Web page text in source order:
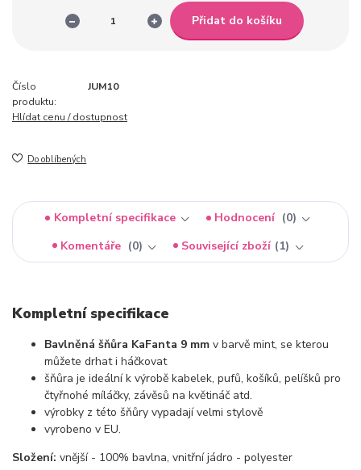
Přidat do košíku
Číslo
produktu:
JUM10
Hlídat cenu / dostupnost
Do oblíbených
Kompletní specifikace Hodnocení
0
Komentáře
0 Související zboží 1
Kompletní specifikace
Bavlněná šňůra KaFanta 9 mm v barvě mint, se kterou
můžete drhat i háčkovat
šňůra je ideální k výrobě kabelek, pufů, košíků, pelíšků pro
čtyřnohé míláčky, závěsů na květináč atd.
výrobky z této šňůry vypadají velmi stylově
vyrobeno v EU.
Složení: vnější - 100% bavlna, vnitřní jádro - polyester